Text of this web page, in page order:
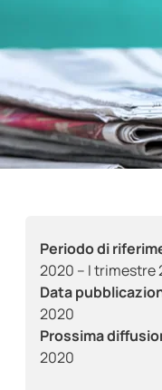
Periodo di
2020 – I trimestre
Data
2020
Prossima
2020